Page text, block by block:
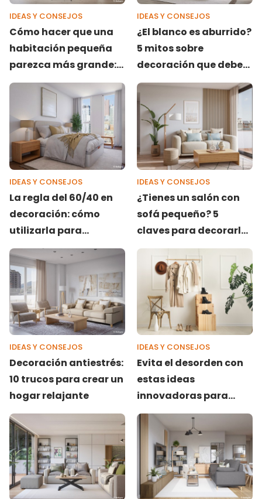
IDEAS Y CONSEJOS
Cómo hacer que una
habitación pequeña
parezca más grande:
¡no descuides el suelo!
IDEAS Y CONSEJOS
¿El blanco es aburrido?
5 mitos sobre
decoración que debes
conocer
IDEAS Y CONSEJOS
La regla del 60/40 en
decoración: cómo
utilizarla para
aprovechar al máximo
el espacio
IDEAS Y CONSEJOS
¿Tienes un salón con
sofá pequeño? 5
claves para decorarlo
y que no se pierda
visualmente
IDEAS Y CONSEJOS
Decoración antiestrés:
10 trucos para crear un
hogar relajante
IDEAS Y CONSEJOS
Evita el desorden con
estas ideas
innovadoras para
organizar tus zapatos